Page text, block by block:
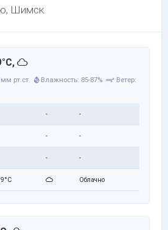
Шимск.
мм рт.ст. Влажность: 85-87%
Ветер:
- -
- -
- -
Облачно